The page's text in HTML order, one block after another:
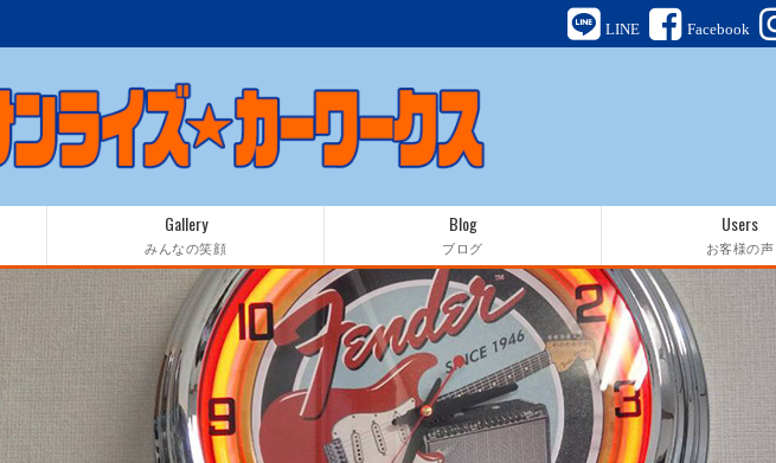
LINE Facebook
Gallery
みんなの笑顔
Blog
ブログ
Users
お客様の声